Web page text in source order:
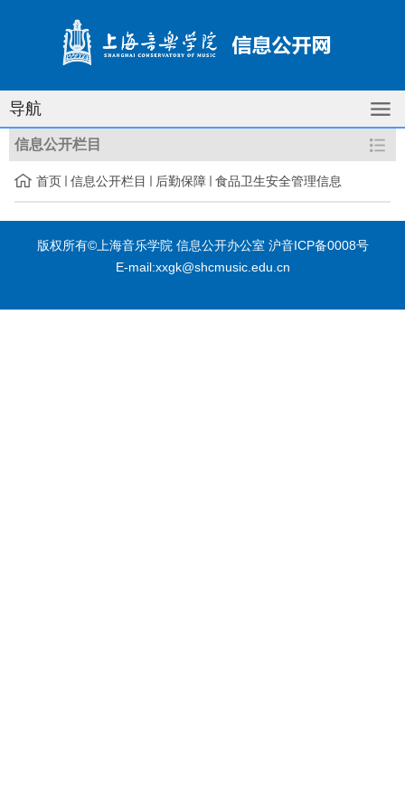
导航
信息公开栏目
首页 信息公开栏目 后勤保障 食品卫生安全管理信息
版权所有©上海音乐学院 信息公开办公室 沪音ICP备0008号
E-mail:xxgk@shcmusic.edu.cn